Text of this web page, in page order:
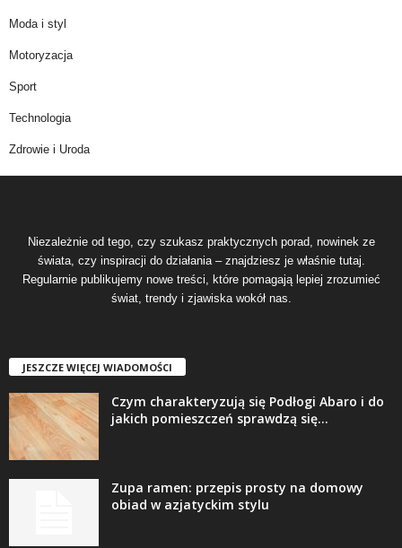
Moda i styl
Motoryzacja
Sport
Technologia
Zdrowie i Uroda
Niezależnie od tego, czy szukasz praktycznych porad, nowinek ze
świata, czy inspiracji do działania – znajdziesz je właśnie tutaj.
Regularnie publikujemy nowe treści, które pomagają lepiej zrozumieć
świat, trendy i zjawiska wokół nas.
JESZCZE WIĘCEJ WIADOMOŚCI
Czym charakteryzują się Podłogi Abaro i do
jakich pomieszczeń sprawdzą się...
Zupa ramen: przepis prosty na domowy
obiad w azjatyckim stylu